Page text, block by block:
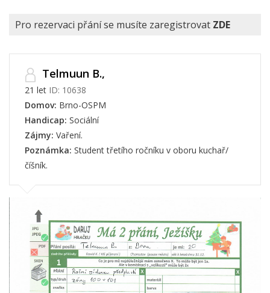
Pro rezervaci přání se musíte zaregistrovat ZDE
Telmuun B.,
21 let ID: 10638
Domov: Brno-OSPM
Handicap: Sociální
Zájmy: Vaření.
Poznámka: Student třetího ročníku v oboru kuchař/
číšník.